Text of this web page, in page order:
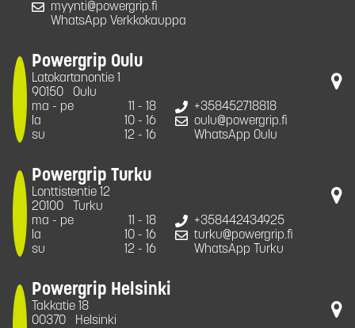
myynti@powergrip.fi
WhatsApp Verkkokauppa
Powergrip Oulu
Latokartanontie 1
90150
Oulu
ma - pe
11 - 18
la
10 - 16
su
12 - 16
+358452718818
oulu@powergrip.fi
WhatsApp Oulu
Powergrip Turku
Lonttistentie 12
20100
Turku
ma - pe
11 - 18
la
10 - 16
su
12 - 16
+358442434925
turku@powergrip.fi
WhatsApp Turku
Powergrip Helsinki
Takkatie 18
00370
Helsinki